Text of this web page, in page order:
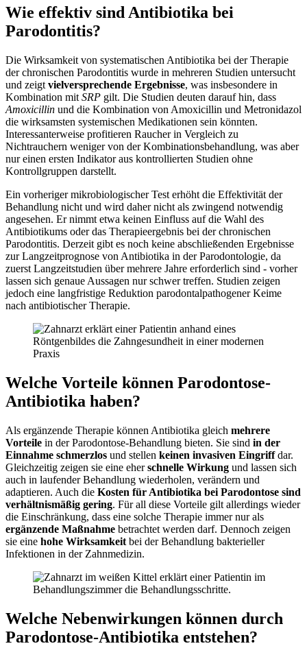
Wie effektiv sind Antibiotika bei
Parodontitis?
Die Wirksamkeit von systematischen Antibiotika bei der Therapie
der chronischen Parodontitis wurde in mehreren Studien untersucht
und zeigt vielversprechende Ergebnisse, was insbesondere in
Kombination mit SRP gilt. Die Studien deuten darauf hin, dass
Amoxicillin und die Kombination von Amoxicillin und Metronidazol
die wirksamsten systemischen Medikationen sein könnten.
Interessanterweise profitieren Raucher in Vergleich zu
Nichtrauchern weniger von der Kombinationsbehandlung, was aber
nur einen ersten Indikator aus kontrollierten Studien ohne
Kontrollgruppen darstellt.
Ein vorheriger mikrobiologischer Test erhöht die Effektivität der
Behandlung nicht und wird daher nicht als zwingend notwendig
angesehen. Er nimmt etwa keinen Einfluss auf die Wahl des
Antibiotikums oder das Therapieergebnis bei der chronischen
Parodontitis. Derzeit gibt es noch keine abschließenden Ergebnisse
zur Langzeitprognose von Antibiotika in der Parodontologie, da
zuerst Langzeitstudien über mehrere Jahre erforderlich sind - vorher
lassen sich genaue Aussagen nur schwer treffen. Studien zeigen
jedoch eine langfristige Reduktion parodontalpathogener Keime
nach antibiotischer Therapie.
Welche Vorteile können Parodontose-
Antibiotika haben?
Als ergänzende Therapie können Antibiotika gleich mehrere
Vorteile in der Parodontose-Behandlung bieten. Sie sind in der
Einnahme schmerzlos und stellen keinen invasiven Eingriffdar.
Gleichzeitig zeigen sie eine eherschnelle Wirkung und lassen sich
auch in laufender Behandlung wiederholen, verändern und
adaptieren. Auch die Kosten für Antibiotika bei Parodontose sind
verhältnismäßig gering. Für all diese Vorteile gilt allerdings wieder
die Einschränkung, dass eine solche Therapie immer nur als
ergänzende Maßnahme betrachtet werden darf. Dennoch zeigen
sie eine hohe Wirksamkeit bei der Behandlung bakterieller
Infektionen in der Zahnmedizin.
Welche Nebenwirkungen können durch
Parodontose-Antibiotika entstehen?